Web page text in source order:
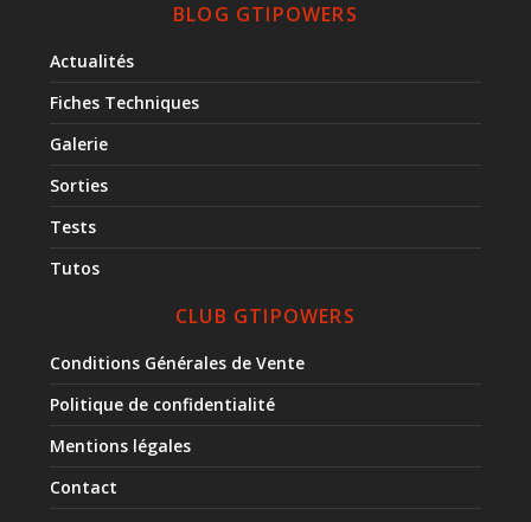
BLOG GTIPOWERS
Actualités
Fiches Techniques
Galerie
Sorties
Tests
Tutos
CLUB GTIPOWERS
Conditions Générales de Vente
Politique de confidentialité
Mentions légales
Contact